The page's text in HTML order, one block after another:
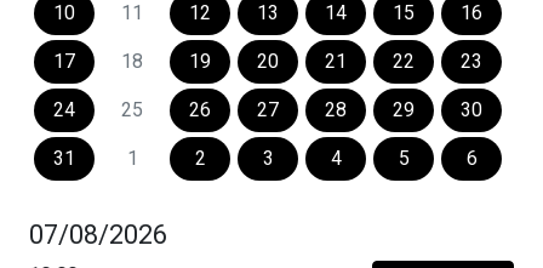
10 11 12 13 14 15 16
17 18 19 20 21 22 23
24 25 26 27 28 29 30
31 1 2 3 4 5 6
07/08/2026